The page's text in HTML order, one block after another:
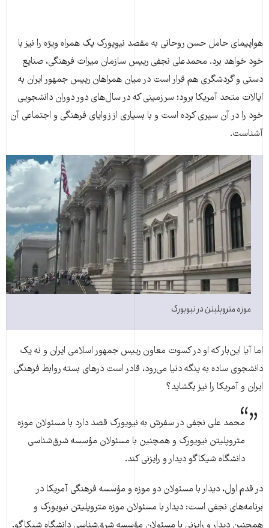
هواپیمای حامل حسن روحانی به مقصد نیویورک یک همراه ویژه را نیز با
خود خواهد برد. محمدعلی نجفی رییس سازمان میراث فرهنگی، صنایع
دستی و گردشگری هم قرار است در میان همراهان رییس جمهور ایران به
ایالات متحد آمریکا برود؛ سرزمینی که در سال‌های دور دوران دانشجویی
خود را در آن سپری کرده است و با بسیاری از زوایای فرهنگی و اجتماعی آن
آشناست.
موزه متروپلیتن در نیویورک
اما آیا این‌بار که او در کسوت معاون رییس جمهور اسلامی ایران و نه یک
دانشجوی ساده به ینگه دنیا می‌رود، قادر است درهای بسته روابط فرهنگی
ایران و آمریکا را نیز بگشاید؟
محمد علی نجفی در سفرش به نیویورک قصد دارد با مسئولان موزه
متروپلیتن نیویورک و همچنین با مسئولان مؤسسه شرق‌شناسی
دانشگاه شیکاگو دیدار و رایزنی کند.
در قدم اول، دیدار با مسئولان دو موزه و مؤسسه فرهنگی آمریکا در
برنامه‌های نجفی است: دیدار با مسئولان موزه متروپلیتن نیویورک و